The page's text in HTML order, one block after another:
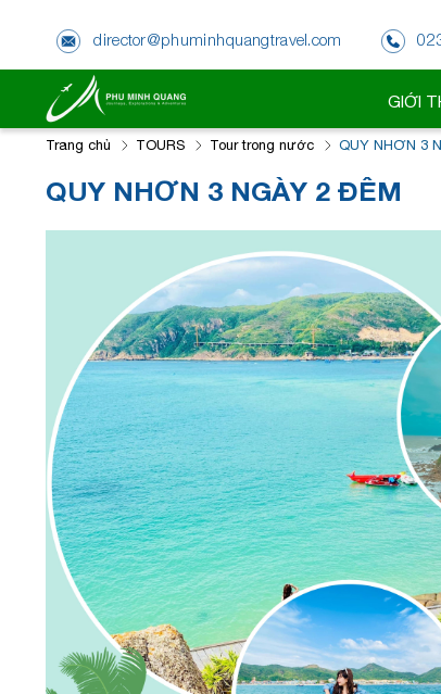
director@phuminhquangtravel.com
GIỚI
Trang chủ TOURS Tour trong nước QUY NHƠN 3
QUY NHƠN 3 NGÀY 2 ĐÊM